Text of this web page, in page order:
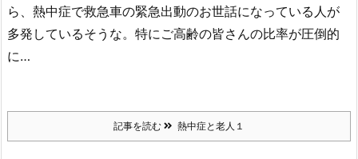
ら、熱中症で救急車の緊急出動のお世話になっている人が
多発しているそうな。特にご高齢の皆さんの比率が圧倒的
に…
記事を読む 熱中症と老人１